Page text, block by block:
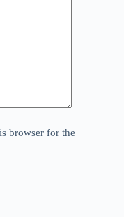
browser for the